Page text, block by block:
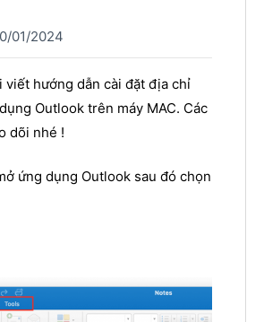
01/2024
viết hướng dẫn cài đặt địa chỉ
Outlook trên máy MAC. Các
dõi nhé !
ứng dụng Outlook sau đó chọn